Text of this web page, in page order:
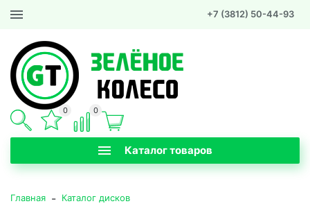
+7 (3812) 50-44-93
Каталог товаров
0 0
Главная - Каталог дисков